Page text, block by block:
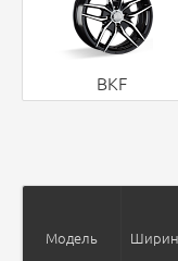
BKF
Модель